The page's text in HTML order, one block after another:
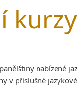
nabízené
v příslušné